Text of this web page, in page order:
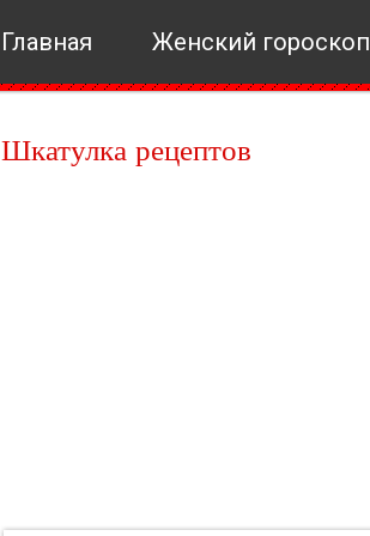
Главная Женский гороскоп
Шкатулка рецептов